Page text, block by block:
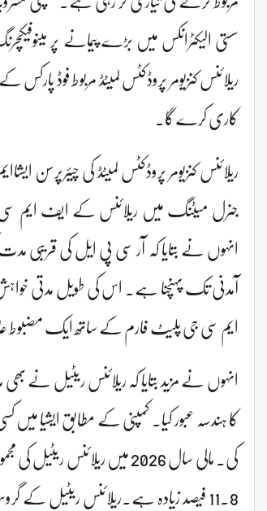
سستی الیکٹرانکس میں بڑے پیمانے پر
کاری کرے گا۔
جنرل میٹنگ میں ریلائنس کے ایف ایم
آمدنی تک پہنچنا ہے۔ اس کی طویل مدتی
ایم سی جی پلیٹ فارم کے ساتھ ایک مضبوط
کا ہندسہ عبور کیا۔ کمپنی کے مطابق ایشیا
11.8 فیصد زیادہ ہے۔ریلائنس ریٹیل